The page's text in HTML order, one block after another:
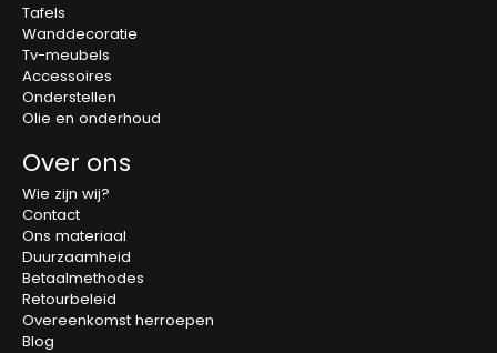
Tafels
Wanddecoratie
Tv-meubels
Accessoires
Onderstellen
Olie en onderhoud
Over ons
Wie zijn wij?
Contact
Ons materiaal
Duurzaamheid
Betaalmethodes
Retourbeleid
Overeenkomst herroepen
Blog